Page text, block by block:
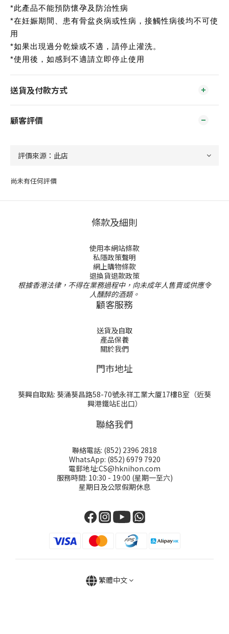
*此產品不能預防懷孕及防治性病
*在妊娠期間、患有骨盆炎病或性病，接觸性病後均不可使
用
*如果出現過分乾燥或不適，請停止灌洗。
*使用後，如感到不適請立即停止使用
送貨及付款方式
顧客評價
尚未有任何評價
條款及細則
使用本網站條款
私隱政策聲明
網上購物條款
退換貨退款政策
根據香港法律，不得在業務過程中，向未成年人售賣或供應令
人醺醉的酒類。
顧客服務
送貨及自取
產品保養
關於我們
門巿地址
葵興自取點: 葵涌葵昌路58-70號永祥工業大厦17樓B室（近葵
興港鐵站E出口）
聯絡我們
聯絡電話: (852) 2396 2818
WhatsApp: (852) 6979 7920
電郵地址:CS@hknihon.com
服務時間: 10:30 - 19:00 (星期一至六)
星期日及公眾假期休息
繁體中文